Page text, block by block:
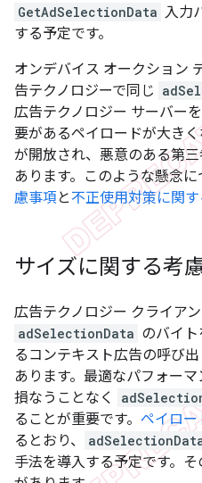
GetAdSelectionData
入力
する予定です。
オンデバイス オークション
告テクノロジーで同じ
広告テクノロジー サーバー
要があるペイロードが大き
が開放され、悪意のある第
あります。このような懸念に
慮事項 と 不正使用対策に関
サイズに関する考
広告テクノロジー クライア
adSelectionData のバイ
るコンテキスト広告の呼び
あります。最適なパフォー
損なうことなく
ることが重要です。 ペイロー
るとおり、
手法を導入する予定です。